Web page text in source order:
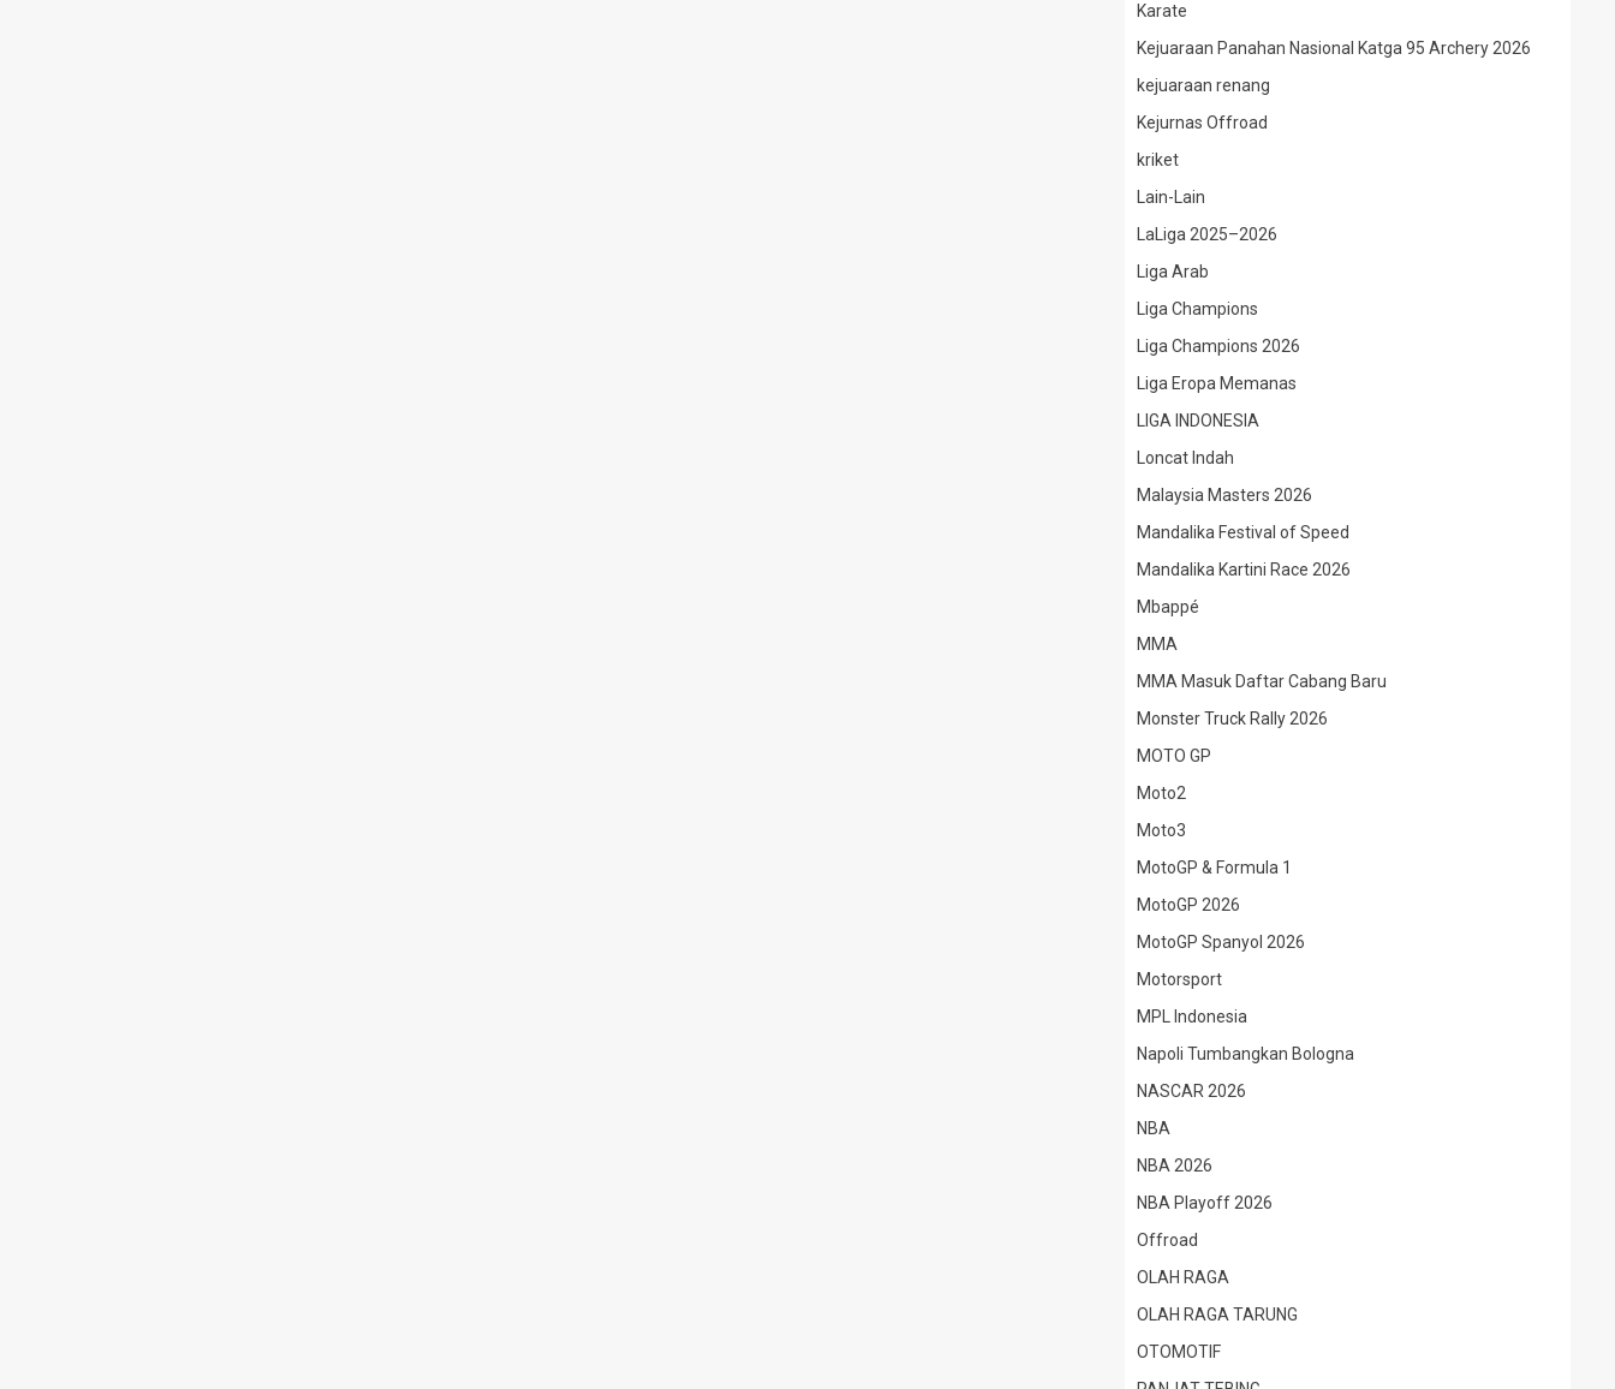
Karate
Kejuaraan Panahan Nasional Katga 95 Archery 2026
kejuaraan renang
Kejurnas Offroad
kriket
Lain-Lain
LaLiga 2025–2026
Liga Arab
Liga Champions
Liga Champions 2026
Liga Eropa Memanas
LIGA INDONESIA
Loncat Indah
Malaysia Masters 2026
Mandalika Festival of Speed
Mandalika Kartini Race 2026
Mbappé
MMA
MMA Masuk Daftar Cabang Baru
Monster Truck Rally 2026
MOTO GP
Moto2
Moto3
MotoGP & Formula 1
MotoGP 2026
MotoGP Spanyol 2026
Motorsport
MPL Indonesia
Napoli Tumbangkan Bologna
NASCAR 2026
NBA
NBA 2026
NBA Playoff 2026
Offroad
OLAH RAGA
OLAH RAGA TARUNG
OTOMOTIF